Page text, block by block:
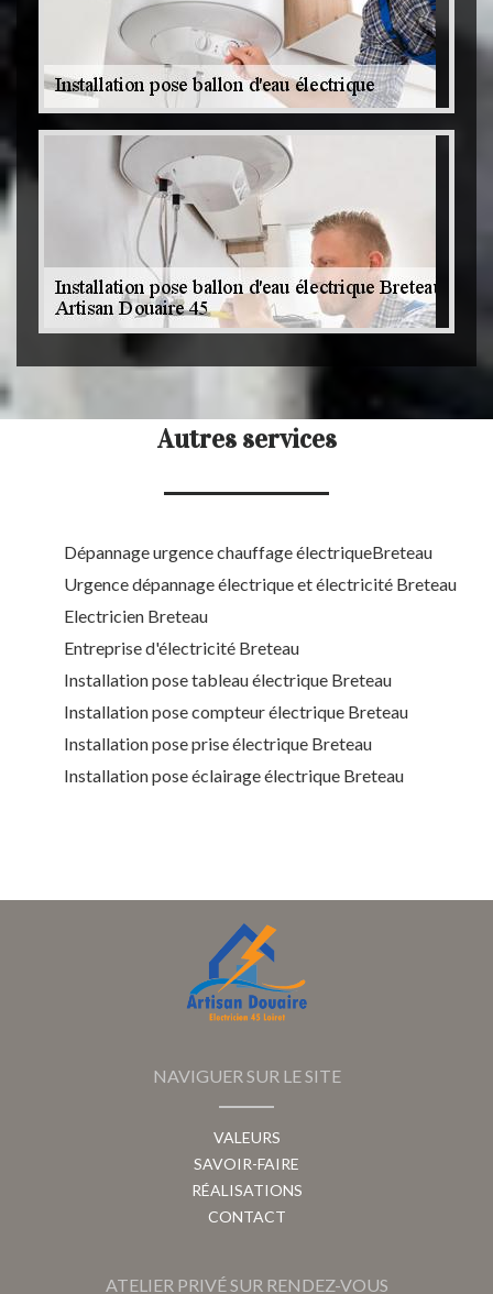
Autres services
Dépannage urgence chauffage électriqueBreteau
Urgence dépannage électrique et électricité Breteau
Electricien Breteau
Entreprise d'électricité Breteau
Installation pose tableau électrique Breteau
Installation pose compteur électrique Breteau
Installation pose prise électrique Breteau
Installation pose éclairage électrique Breteau
NAVIGUER SUR LE SITE
VALEURS
SAVOIR-FAIRE
RÉALISATIONS
CONTACT
ATELIER PRIVÉ SUR RENDEZ-VOUS